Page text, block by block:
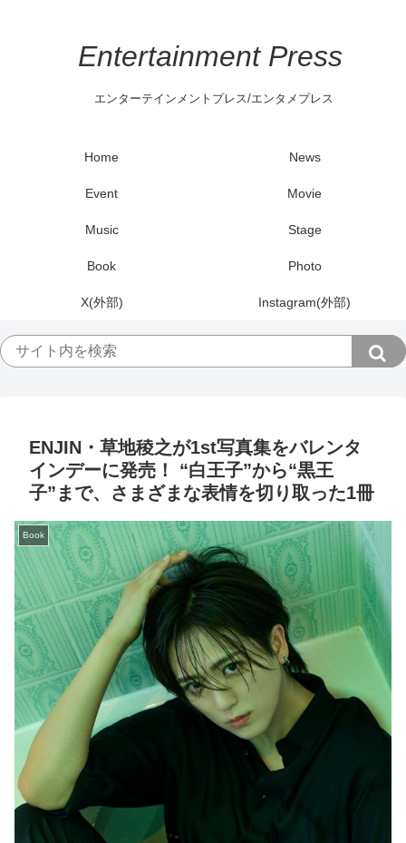
Entertainment Press
エンターテインメントプレス/エンタメプレス
Home News
Event Movie
Music Stage
Book Photo
X(外部) Instagram(外部)
ENJIN・草地稜之が1st写真集をバレンタ
インデーに発売！ “白王子”から“黒王
子”まで、さまざまな表情を切り取った1冊
Book